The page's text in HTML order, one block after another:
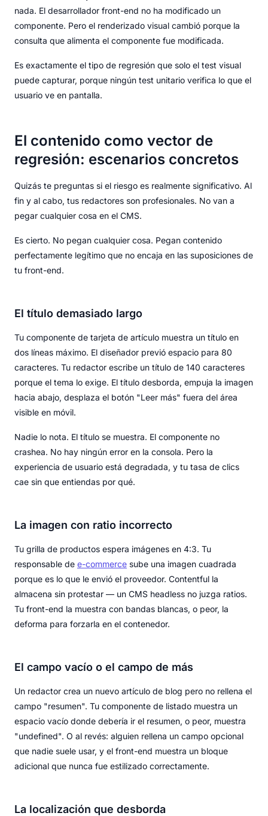
nada. El desarrollador front-end no ha modificado un
componente. Pero el renderizado visual cambió porque la
consulta que alimenta el componente fue modificada.
Es exactamente el tipo de regresión que solo el test visual
puede capturar, porque ningún test unitario verifica lo que el
usuario ve en pantalla.
El contenido como vector de
regresión: escenarios concretos
Quizás te preguntas si el riesgo es realmente significativo. Al
fin y al cabo, tus redactores son profesionales. No van a
pegar cualquier cosa en el CMS.
Es cierto. No pegan cualquier cosa. Pegan contenido
perfectamente legítimo que no encaja en las suposiciones de
tu front-end.
El título demasiado largo
Tu componente de tarjeta de artículo muestra un título en
dos líneas máximo. El diseñador previó espacio para 80
caracteres. Tu redactor escribe un título de 140 caracteres
porque el tema lo exige. El título desborda, empuja la imagen
hacia abajo, desplaza el botón "Leer más" fuera del área
visible en móvil.
Nadie lo nota. El título se muestra. El componente no
crashea. No hay ningún error en la consola. Pero la
experiencia de usuario está degradada, y tu tasa de clics
cae sin que entiendas por qué.
La imagen con ratio incorrecto
Tu grilla de productos espera imágenes en 4:3. Tu
responsable de e-commerce sube una imagen cuadrada
porque es lo que le envió el proveedor. Contentful la
almacena sin protestar — un CMS headless no juzga ratios.
Tu front-end la muestra con bandas blancas, o peor, la
deforma para forzarla en el contenedor.
El campo vacío o el campo de más
Un redactor crea un nuevo artículo de blog pero no rellena el
campo "resumen". Tu componente de listado muestra un
espacio vacío donde debería ir el resumen, o peor, muestra
"undefined". O al revés: alguien rellena un campo opcional
que nadie suele usar, y el front-end muestra un bloque
adicional que nunca fue estilizado correctamente.
La localización que desborda